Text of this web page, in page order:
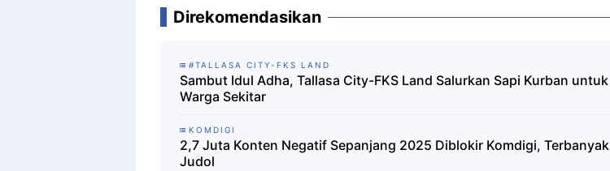
Direkomendasikan
#TALLASA CITY-FKS LAND
Sambut Idul Adha, Tallasa City-FKS Land Salurkan Sapi Kurban untuk
Warga Sekitar
KOMDIGI
2,7 Juta Konten Negatif Sepanjang 2025 Diblokir Komdigi, Terbanyak
Judol